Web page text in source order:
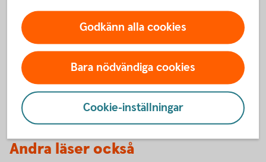
Vi erbjuder lösningar för att skicka och ta emot e-
fakturor. Distributionen sker snabbt och säkert,
utifrån ditt företags behov.
e-faktura
Andra läser också
Godkänn alla cookies
Bara nödvändiga cookies
Cookie-inställningar